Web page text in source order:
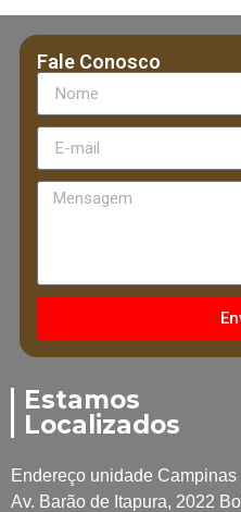
Fale Conosco
Estamos
Localizados
Endereço unidade Campinas
Av. Barão de Itapura, 2022